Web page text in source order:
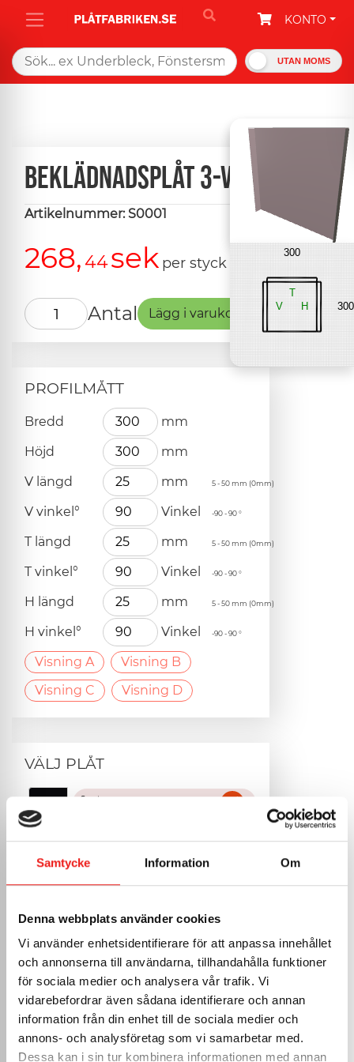
Samtycke Information Om
Denna webbplats använder cookies
Vi använder enhetsidentifierare för att anpassa innehållet
och annonserna till användarna, tillhandahålla funktioner
för sociala medier och analysera vår trafik. Vi
vidarebefordrar även sådana identifierare och annan
information från din enhet till de sociala medier och
annons- och analysföretag som vi samarbetar med.
Dessa kan i sin tur kombinera informationen med annan
KONTO
UTAN MOMS
Beklädnadsplåt 3-vik
Artikelnummer: S0001
268,44sek per styck
Antal Lägg i varukorg
PROFILMÅTT
Bredd
mm
Höjd
mm
V längd
mm 5 - 50 mm (0mm)
V vinkel° Vinkel -90 - 90 °
T längd mm 5 - 50 mm (0mm)
T vinkel° Vinkel -90 - 90 °
H längd mm 5 - 50 mm (0mm)
H vinkel° Vinkel -90 - 90 °
Visning A
Visning B
Visning C
Visning D
VÄLJ PLÅT
Svart
Vit
0.6mm RAL 8004
Mörkgrå
0.6mm RAL 7011
Magestic
0.6mm
Aluzink
0.6mm
Rostfritt
0.7mm